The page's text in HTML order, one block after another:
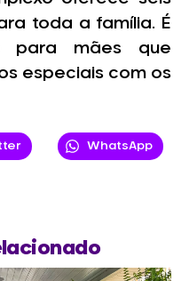
toda a família. É
para mães que
especiais com os
WhatsApp